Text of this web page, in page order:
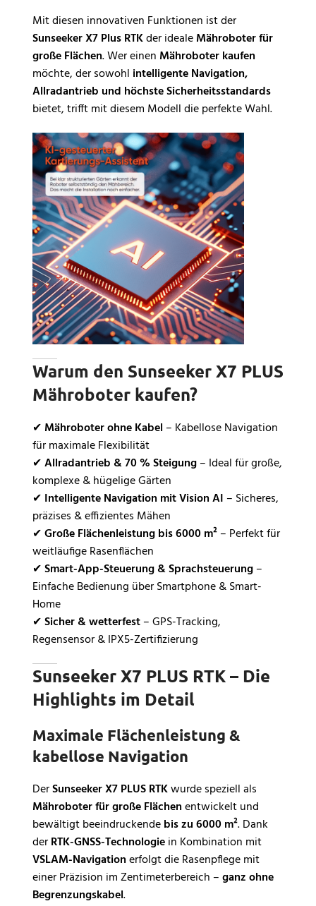
Mit diesen innovativen Funktionen ist der
Sunseeker X7 Plus RTKder idealeMähroboter für
große Flächen. Wer einen Mähroboter kaufen
möchte, der sowohl intelligente Navigation,
Allradantrieb und höchste Sicherheitsstandards
bietet, trifft mit diesem Modell die perfekte Wahl.
Warum den Sunseeker X7 PLUS
Mähroboter kaufen?
✔ Mähroboter ohne Kabel – Kabellose Navigation
für maximale Flexibilität
✔Allradantrieb & 70 % Steigung– Ideal für große,
komplexe & hügelige Gärten
✔ Intelligente Navigation mit Vision AI – Sicheres,
präzises & effizientes Mähen
✔Große Flächenleistung bis 6000 m²– Perfekt für
weitläufige Rasenflächen
✔Smart-App-Steuerung & Sprachsteuerung–
Einfache Bedienung über Smartphone & Smart-
Home
✔Sicher & wetterfest– GPS-Tracking,
Regensensor & IPX5-Zertifizierung
Sunseeker X7 PLUS RTK – Die
Highlights im Detail
Maximale Flächenleistung &
kabellose Navigation
DerSunseeker X7 PLUS RTKwurde speziell als
Mähroboter für große Flächenentwickelt und
bewältigt beeindruckendebis zu 6000 m². Dank
derRTK-GNSS-Technologiein Kombination mit
VSLAM-Navigationerfolgt die Rasenpflege mit
einer Präzision im Zentimeterbereich –ganz ohne
Begrenzungskabel.